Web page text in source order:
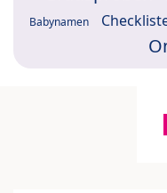
Babynamen